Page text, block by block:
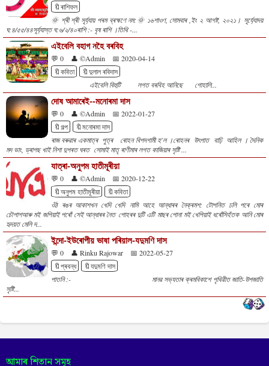
🔖ৰাশিফল
🌞 শ্ৰী শ্ৰী সূৰ্য্যায় পৰম ব্ৰহ্মণে নম:🌞 ১৬শাওণ, সোমবাৰ ,ইং ২ আগষ্ট, ২০২১। সূৰ্য্যোদয়
ঘ:৪/৫৫/৪৪সূৰ্য্যাস্ত ঘ:৬/২/৪০ৰাশি :- বৃষ ৰাশি ।তিথি -...
এইবেলি বহাগ নহৈ বৰবিহ
💬 0 👤 ©Admin
📅 2020-04-14
🔖কবিতা
🔖দুলাল ৰবিদাস
এইবেলি বিহুটি লগত বৰবিহ আনিছে গোহালি...
দোষ আমাৰেই--মনোৰমা দাস
💬 0 👤 ©Admin
📅 2022-01-27
🔖গল্প
🔖মনোৰমা দাস
ৰাজ বৰুৱাৰ একমাত্ৰ পুত্ৰ ৰোহন বিপদগামী হ'ল ।ৰোহনৰ উৎপাত বাঢ়ি আহিল । দৈনিক
মদ ভাং, ড্ৰাগছ খাই নিশা দুপৰত ঘৰত সোমাই মাতৃ ৰাণীমাৰ লগত কাজিয়াৰ সৃষ্টি ...
যাত্ৰা-অনুপম হাতীমূৰীয়া
💬 0 👤 ©Admin
📅 2020-12-22
🔖অনুপম হাতীমূৰীয়া
🔖কবিতা
ওঁঠ ৰঙৰ আকাশখন খেদি খেদি নামি আহে আন্ধাৰৰ নৈক্ৰমশ: টোপনিত ঢলি পৰে মোৰ
চৌপাশআৰু মই জপিয়াই পৰোঁ সেই আন্ধাৰৰ নৈত পোহৰৰ দুটি এটি মাছৰ পোনা মই খেপিয়াই ধৰোঁসিহঁতক আনি মোৰ
হৃদয়ত মেলি দ...
ইন্দো-ইউৰোপীয় ভাষা পৰিয়াল-যদুমণি দাস
💬 0 👤 Rinku Rajowar
📅 2022-05-27
🔖প্ৰবন্ধ
🔖যদুমণি দাস
পাতনি :- মানৱ সভ্যতাৰ ক্ৰমবিকাশে পৃথিৱীত জাতি-উপজাতি
সৃষ্টি...
আমাৰ শিতান সমূহ